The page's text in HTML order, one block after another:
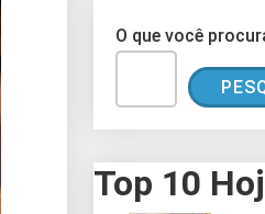
O que você
Top 10